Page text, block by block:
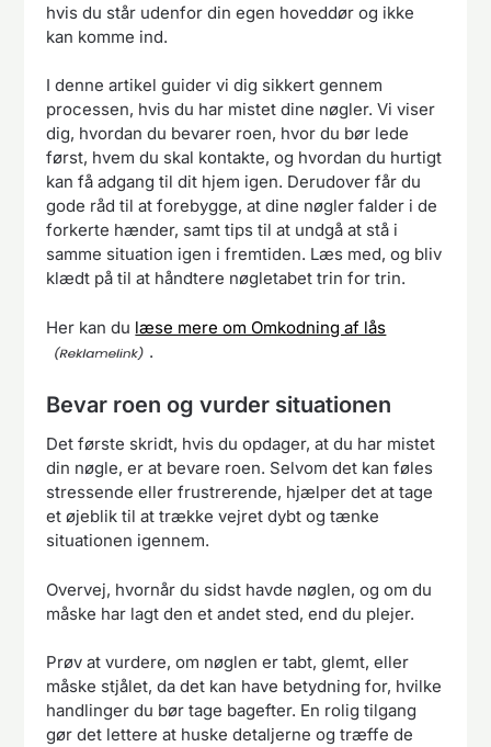
hvis du står udenfor din egen hoveddør og ikke
kan komme ind.
I denne artikel guider vi dig sikkert gennem
processen, hvis du har mistet dine nøgler. Vi viser
dig, hvordan du bevarer roen, hvor du bør lede
først, hvem du skal kontakte, og hvordan du hurtigt
kan få adgang til dit hjem igen. Derudover får du
gode råd til at forebygge, at dine nøgler falder i de
forkerte hænder, samt tips til at undgå at stå i
samme situation igen i fremtiden. Læs med, og bliv
klædt på til at håndtere nøgletabet trin for trin.
Her kan du læse mere om Omkodning af lås
.
Bevar roen og vurder situationen
Det første skridt, hvis du opdager, at du har mistet
din nøgle, er at bevare roen. Selvom det kan føles
stressende eller frustrerende, hjælper det at tage
et øjeblik til at trække vejret dybt og tænke
situationen igennem.
Overvej, hvornår du sidst havde nøglen, og om du
måske har lagt den et andet sted, end du plejer.
Prøv at vurdere, om nøglen er tabt, glemt, eller
måske stjålet, da det kan have betydning for, hvilke
handlinger du bør tage bagefter. En rolig tilgang
gør det lettere at huske detaljerne og træffe de